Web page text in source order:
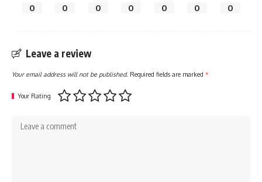
0 0 0 0 0 0 0
Leave a review
Your email address will not be published. Required fields are marked *
Your Rating